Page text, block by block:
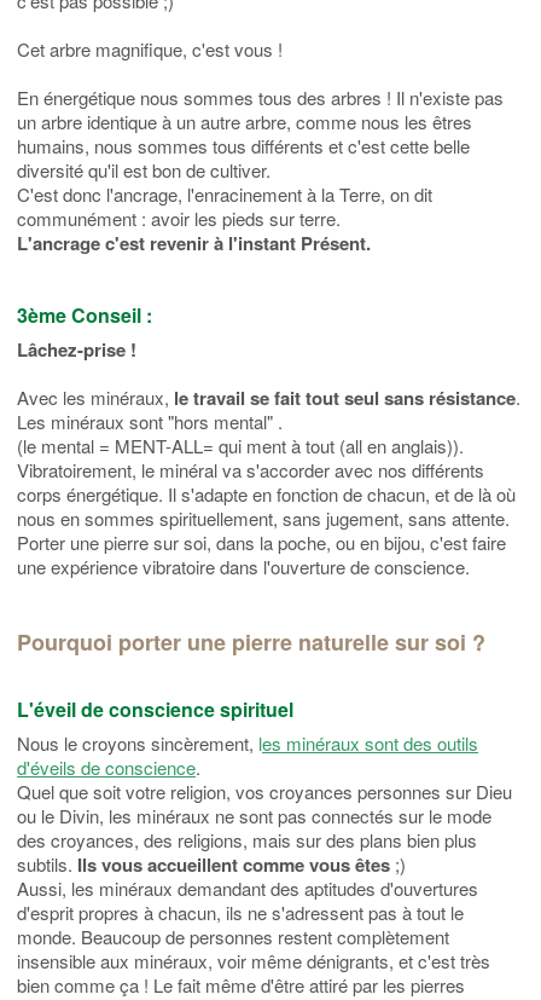
Cet arbre magnifique, c'est vous !
En énergétique nous sommes tous des arbres ! Il n'existe pas
un arbre identique à un autre arbre, comme nous les êtres
humains, nous sommes tous différents et c'est cette belle
diversité qu'il est bon de cultiver.
C'est donc l'ancrage, l'enracinement à la Terre, on dit
communément : avoir les pieds sur terre.
L'ancrage c'est revenir à l'instant Présent.
3ème Conseil :
Lâchez-prise !
Avec les minéraux, le travail se fait tout seul sans résistance.
Les minéraux sont "hors mental" .
(le mental = MENT-ALL= qui ment à tout (all en anglais)).
Vibratoirement, le minéral va s'accorder avec nos différents
corps énergétique. Il s'adapte en fonction de chacun, et de là où
nous en sommes spirituellement, sans jugement, sans attente.
Porter une pierre sur soi, dans la poche, ou en bijou, c'est faire
une expérience vibratoire dans l'ouverture de conscience.
Pourquoi porter une pierre naturelle sur soi ?
L'éveil de conscience spirituel
Nous le croyons sincèrement, les minéraux sont des outils
d'éveils de conscience.
Quel que soit votre religion, vos croyances personnes sur Dieu
ou le Divin, les minéraux ne sont pas connectés sur le mode
des croyances, des religions, mais sur des plans bien plus
subtils. Ils vous accueillent comme vous êtes ;)
Aussi, les minéraux demandant des aptitudes d'ouvertures
d'esprit propres à chacun, ils ne s'adressent pas à tout le
monde. Beaucoup de personnes restent complètement
insensible aux minéraux, voir même dénigrants, et c'est très
bien comme ça ! Le fait même d'être attiré par les pierres